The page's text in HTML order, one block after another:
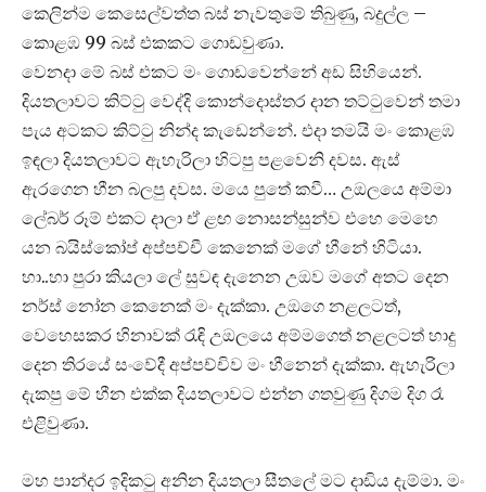
කෙලින්ම කෙසෙල්වත්ත බස් නැවතුමේ තිබුණු, බදුල්ල –
කොළඹ 99 බස් එකකට ගොඩවුණා.
වෙනදා මේ බස් එකට මං ගොඩවෙන්නේ අඩ සිහියෙන්.
දියතලාවට කිට්ටු වෙද්දි කොන්දොස්තර දාන තට්ටුවෙන් තමා
පැය අටකට කිට්ටු නින්ද කැඩෙන්නේ. එදා තමයි මං කොළඹ
ඉඳලා දියතලාවට ඇහැරිලා හිටපු පළවෙනි දවස. ඇස්
ඇරගෙන හීන බලපු දවස. මයෙ පුතේ කවී… උඔලයෙ අම්මා
ලේබර් රූම් එකට දාලා ඒ ළඟ නොසන්සුන්ව එහෙ මෙහෙ
යන බයිස්කෝප් අප්පච්චී කෙනෙක් මගේ හීනේ හිටියා.
හා..හා පුරා කියලා ලේ සුවඳ දැනෙන උඔව මගේ අතට දෙන
නර්ස් නෝන කෙනෙක් මං දැක්කා. උඔගෙ නළලටත්,
වෙහෙසකර හිනාවක් රැඳි උඔලයෙ අම්මගෙත් නළලටත් හාදු
දෙන තිරයේ සංවේදී අප්පච්චිව මං හීනෙන් දැක්කා. ඇහැරිලා
දැකපු මේ හීන එක්ක දියතලාවට එන්න ගතවුණු දිගම දිග රෑ
එළිවුණා.
මහ පාන්දර ඉදිකටු අනින දියතලා සීතලේ මට දාඩිය දැම්මා. මං